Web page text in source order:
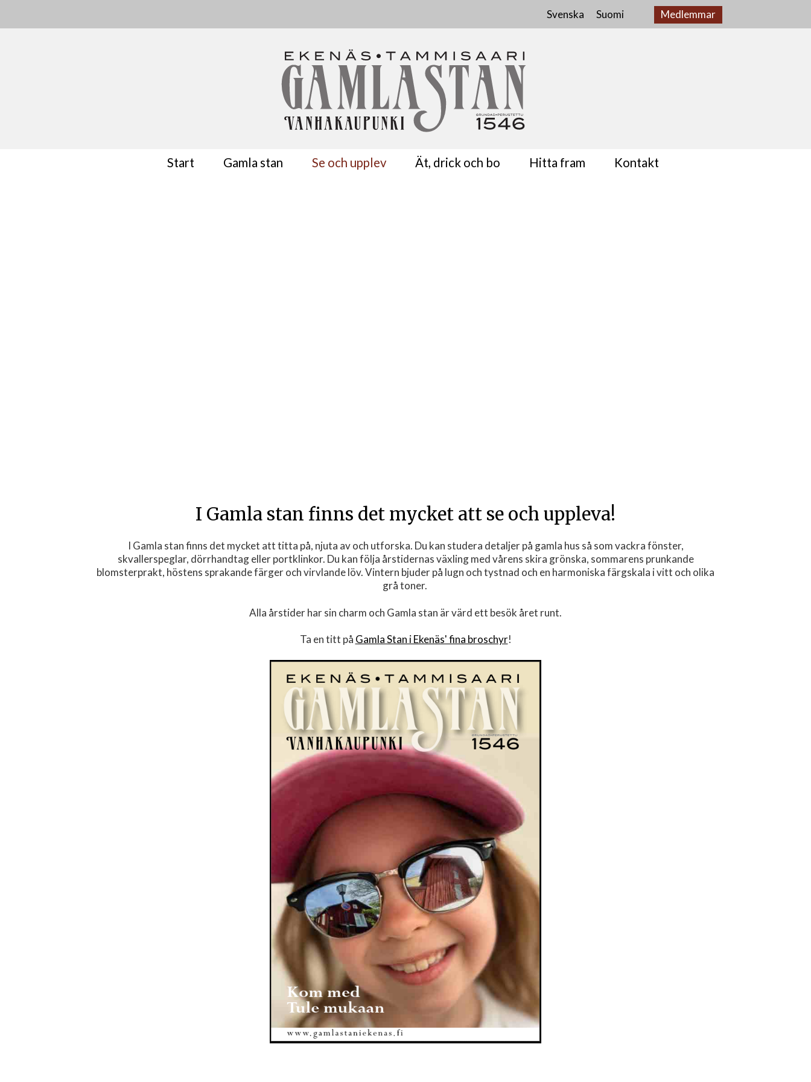
Svenska
Suomi Medlemmar
Start Gamla stan Se och upplev Ät, drick och bo Hitta fram Kontakt
I Gamla stan finns det mycket att se och uppleva!
I Gamla stan finns det mycket att titta på, njuta av och utforska. Du kan studera detaljer på gamla hus så som vackra fönster,
skvallerspeglar, dörrhandtag eller portklinkor. Du kan följa årstidernas växling med vårens skira grönska, sommarens prunkande
blomsterprakt, höstens sprakande färger och virvlande löv. Vintern bjuder på lugn och tystnad och en harmoniska färgskala i vitt och olika
grå toner.
Alla årstider har sin charm och Gamla stan är värd ett besök året runt.
Ta en titt på Gamla Stan i Ekenäs' fina broschyr!